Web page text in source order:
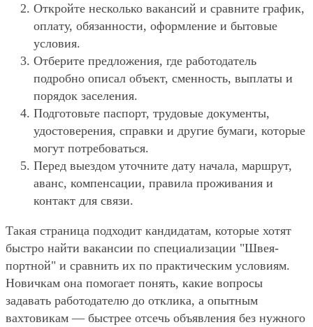
Откройте несколько вакансий и сравните график,
оплату, обязанности, оформление и бытовые
условия.
Отберите предложения, где работодатель
подробно описал объект, сменность, выплаты и
порядок заселения.
Подготовьте паспорт, трудовые документы,
удостоверения, справки и другие бумаги, которые
могут потребоваться.
Перед выездом уточните дату начала, маршрут,
аванс, компенсации, правила проживания и
контакт для связи.
Такая страница подходит кандидатам, которые хотят
быстро найти вакансии по специализации "Швея-
портной" и сравнить их по практическим условиям.
Новичкам она помогает понять, какие вопросы
задавать работодателю до отклика, а опытным
вахтовикам — быстрее отсечь объявления без нужного